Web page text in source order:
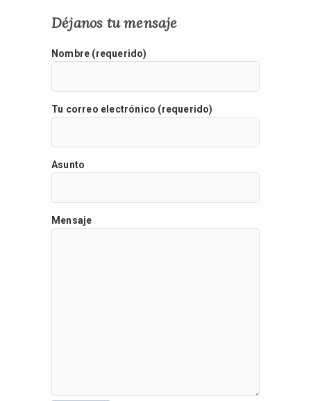
Déjanos tu mensaje
Nombre (requerido)
Tu correo electrónico (requerido)
Asunto
Mensaje